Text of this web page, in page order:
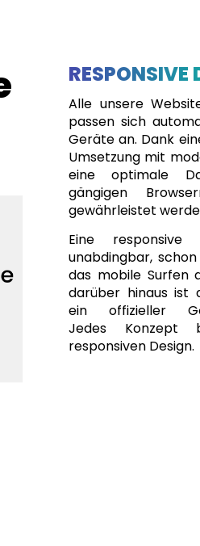
RESPONSIVE
Alle unsere
passen sich
Geräte an. Dank
Umsetzung mit
eine optimale
gängigen
gewährleistet
Eine
unabdingbar,
das mobile Surfen
darüber hinaus ist
ein offizieller
Jedes Konzept
responsiven Design.